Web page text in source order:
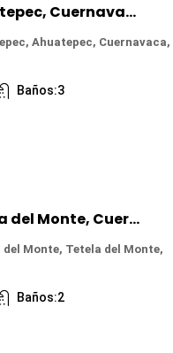
Casa en Venta en Ahuatepec, Cuernavaca, Morelos
Ahuatepec, Cuernavaca,
Baños:3
Casa en Venta en Tetela del Monte, Cuernavaca, Morelos
Monte, Tetela del Monte,
Baños:2